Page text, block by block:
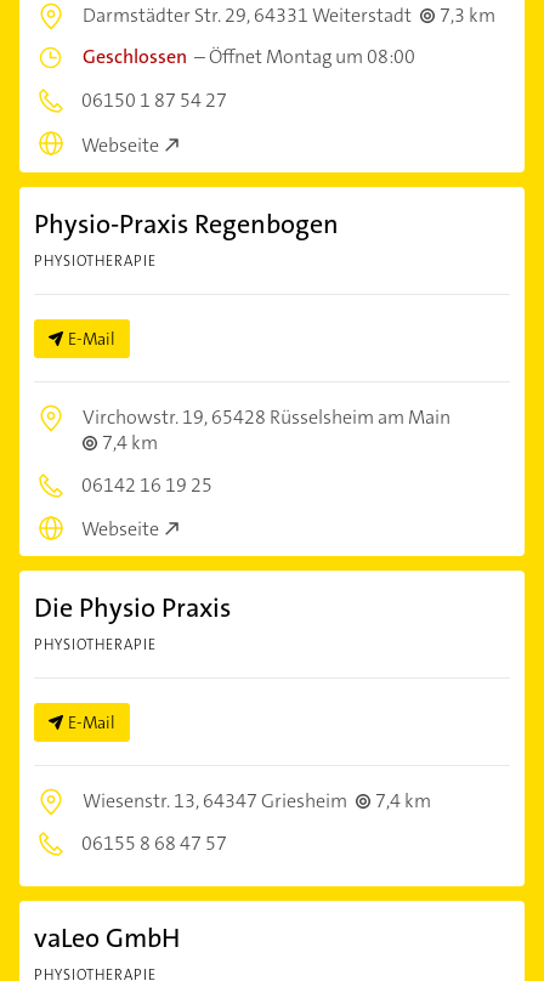
Darmstädter Str. 29,64331 Weiterstadt
7,3 km
Geschlossen –Öffnet Montag um 08:00
06150 1 87 54 27
Webseite
Physio-Praxis Regenbogen
PHYSIOTHERAPIE
E-Mail
Virchowstr. 19,65428 Rüsselsheim am Main
7,4 km
06142 16 19 25
Webseite
Die Physio Praxis
PHYSIOTHERAPIE
E-Mail
Wiesenstr. 13,64347 Griesheim
7,4 km
06155 8 68 47 57
vaLeo GmbH
PHYSIOTHERAPIE